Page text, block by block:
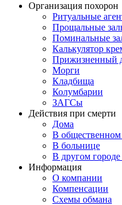
Организация похорон
Ритуальные
Прощальные
Поминальные
Калькулятор
Прижизненный
Морги
Кладбища
Колумбарии
ЗАГСы
Действия при смерти
Дома
В общественном
В больнице
В другом городе
Информация
О компании
Компенсации
Схемы обмана